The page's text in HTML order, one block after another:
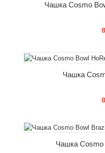
Чашка Cosmo
СООБЩИТЬ
Чашка
СООБЩИТЬ
Чашка Cosmo